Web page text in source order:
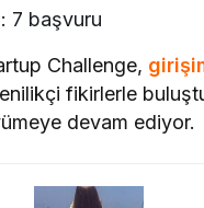
: 7 başvuru
Challenge,
fikirlerle
devam ediyor.